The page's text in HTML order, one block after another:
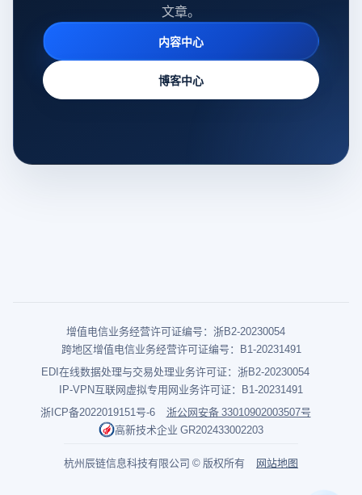
文章。
内容中心
博客中心
增值电信业务经营许可证编号：浙B2-20230054
跨地区增值电信业务经营许可证编号：B1-20231491
EDI在线数据处理与交易处理业务许可证：浙B2-20230054
IP-VPN互联网虚拟专用网业务许可证：B1-20231491
浙ICP备2022019151号-6
浙公网安备 33010902003507号
高新技术企业 GR202433002203
杭州辰链信息科技有限公司 © 版权所有 网站地图